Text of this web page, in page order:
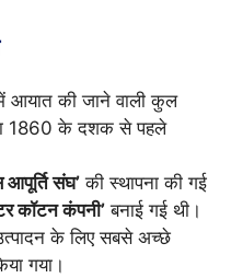
आयात की जाने वाली कुल
1860 के दशक से पहले
आपूर्ति संघ’ की स्थापना की गई
कॉटन कंपनी’ बनाई गई थी।
के लिए सबसे अच्छे
गया।